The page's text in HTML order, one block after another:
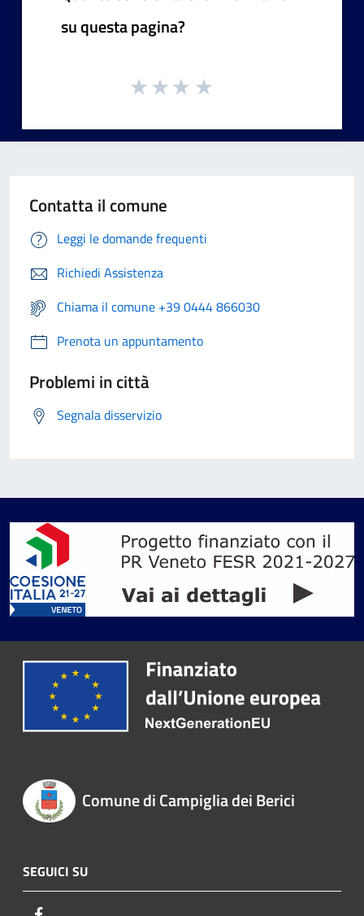
su questa pagina?
Contatta il comune
Leggi le domande frequenti
Richiedi Assistenza
Chiama il comune +39 0444 866030
Prenota un appuntamento
Problemi in città
Segnala disservizio
Comune di Campiglia dei Berici
SEGUICI SU